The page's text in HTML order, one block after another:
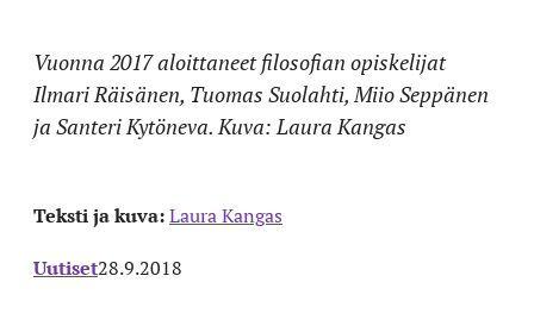
Vuonna 2017 aloittaneet filosofian opiskelijat
Ilmari Räisänen, Tuomas Suolahti, Miio Seppänen
ja Santeri Kytöneva. Kuva: Laura Kangas
Teksti ja kuva:Laura Kangas
Uutiset28.9.2018